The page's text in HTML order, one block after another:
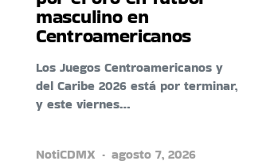
masculino en
Centroamericanos
Los Juegos Centroamericanos y
del Caribe 2026 está por terminar,
y este viernes…
NotiCDMX agosto 7, 2026